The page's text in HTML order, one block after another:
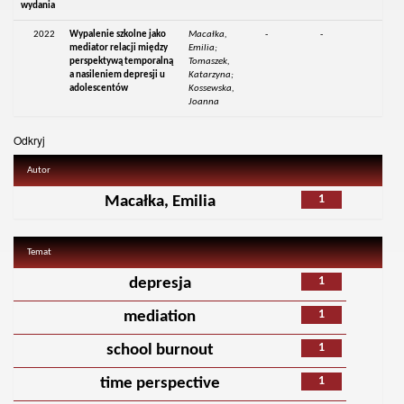
wydania
2022
Wypalenie szkolne jako
mediator relacji między
perspektywą temporalną
a nasileniem depresji u
adolescentów
Macałka,
Emilia;
Tomaszek,
Katarzyna;
Kossewska,
Joanna
- -
Odkryj
Autor
1
Macałka, Emilia
Temat
1
depresja
1
mediation
1
school burnout
1
time perspective